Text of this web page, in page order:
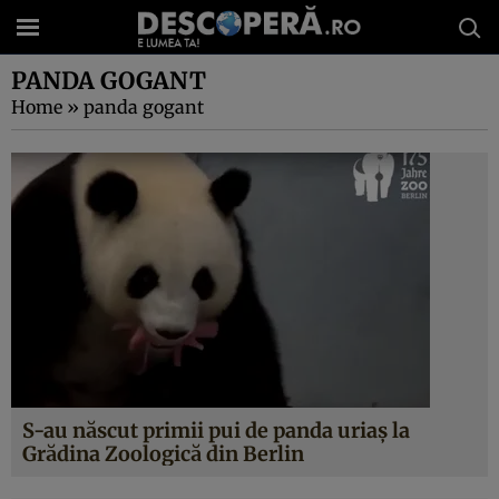
PANDA GOGANT
Home » panda gogant
S-au născut primii pui de panda uriaş la
Grădina Zoologică din Berlin